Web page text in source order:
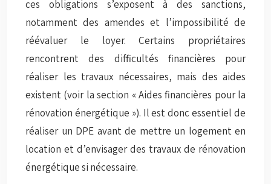
ces obligations s’exposent à des sanctions,
notamment des amendes et l’impossibilité de
réévaluer le loyer. Certains propriétaires
rencontrent des difficultés financières pour
réaliser les travaux nécessaires, mais des aides
existent (voir la section « Aides financières pour la
rénovation énergétique »). Il est donc essentiel de
réaliser un DPE avant de mettre un logement en
location et d’envisager des travaux de rénovation
énergétique si nécessaire.